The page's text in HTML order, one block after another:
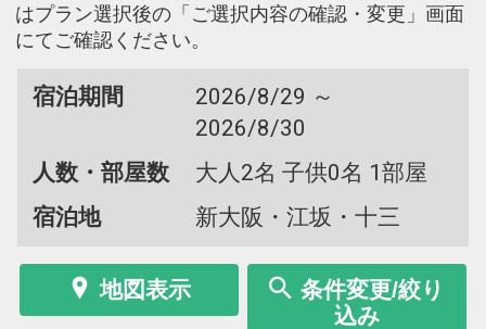
はプラン選択後の「ご選択内容の確認・変更」画面
にてご確認ください。
宿泊期間
2026/8/29 ～
2026/8/30
人数・部屋数
大人2名 子供0名 1部屋
宿泊地
新大阪・江坂・十三
地図表示
条件変更/絞り
込み